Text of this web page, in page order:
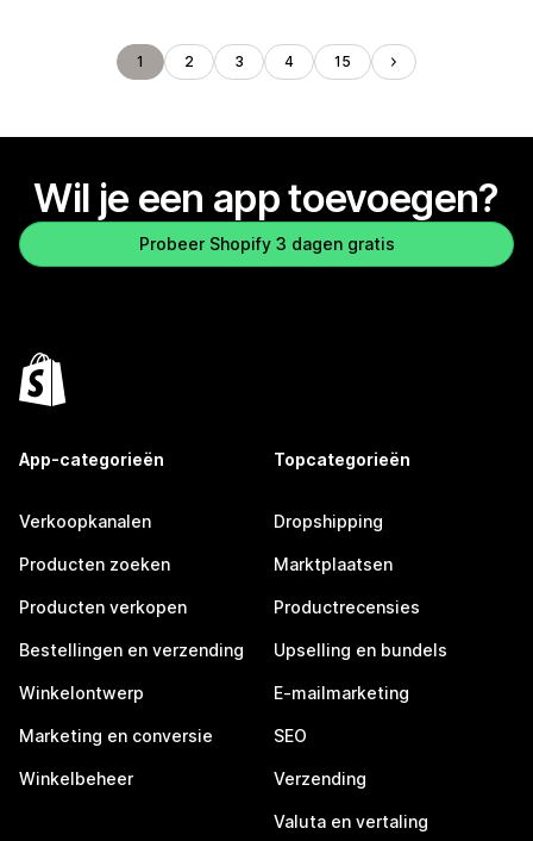
1 2 3 4 15
Wil je een app toevoegen?
Probeer Shopify 3 dagen gratis
App-categorieën
Verkoopkanalen
Producten zoeken
Producten verkopen
Bestellingen en verzending
Winkelontwerp
Marketing en conversie
Winkelbeheer
Topcategorieën
Dropshipping
Marktplaatsen
Productrecensies
Upselling en bundels
E-mailmarketing
SEO
Verzending
Valuta en vertaling